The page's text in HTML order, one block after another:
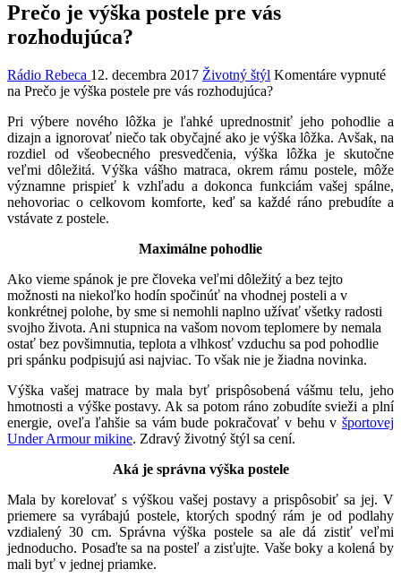
Prečo je výška postele pre vás
rozhodujúca?
Rádio Rebeca 12. decembra 2017 Životný štýl Komentáre vypnuté
na Prečo je výška postele pre vás rozhodujúca?
Pri výbere nového lôžka je ľahké uprednostniť jeho pohodlie a
dizajn a ignorovať niečo tak obyčajné ako je výška lôžka. Avšak, na
rozdiel od všeobecného presvedčenia, výška lôžka je skutočne
veľmi dôležitá. Výška vášho matraca, okrem rámu postele, môže
významne prispieť k vzhľadu a dokonca funkciám vašej spálne,
nehovoriac o celkovom komforte, keď sa každé ráno prebudíte a
vstávate z postele.
Maximálne pohodlie
Ako vieme spánok je pre človeka veľmi dôležitý a bez tejto
možnosti na niekoľko hodín spočinúť na vhodnej posteli a v
konkrétnej polohe, by sme si nemohli naplno užívať všetky radosti
svojho života. Ani stupnica na vašom novom teplomere by nemala
ostať bez povšimnutia, teplota a vlhkosť vzduchu sa pod pohodlie
pri spánku podpisujú asi najviac. To však nie je žiadna novinka.
Výška vašej matrace by mala byť prispôsobená vášmu telu, jeho
hmotnosti a výške postavy. Ak sa potom ráno zobudíte svieži a plní
energie, oveľa ľahšie sa vám bude pokračovať v behu v športovej
Under Armour mikine. Zdravý životný štýl sa cení.
Aká je správna výška postele
Mala by korelovať s výškou vašej postavy a prispôsobiť sa jej. V
priemere sa vyrábajú postele, ktorých spodný rám je od podlahy
vzdialený 30 cm. Správna výška postele sa ale dá zistiť veľmi
jednoducho. Posaďte sa na posteľ a zisťujte. Vaše boky a kolená by
mali byť v jednej priamke.